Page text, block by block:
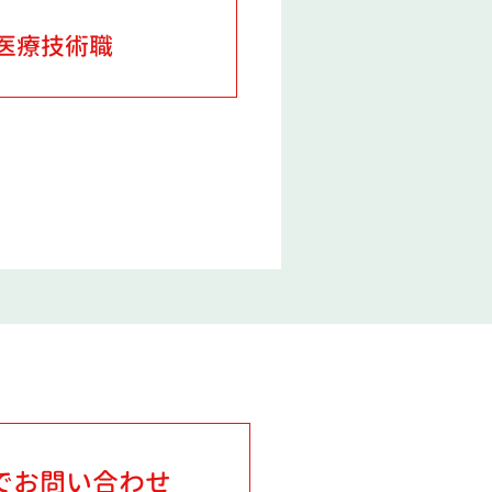
療技術職
お問い合わせ